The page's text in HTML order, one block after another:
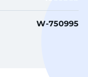
W-750995